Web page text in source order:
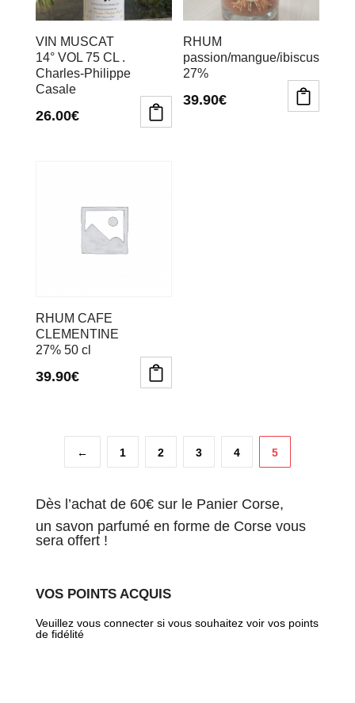
VIN MUSCAT
14° VOL 75 CL .
Charles-Philippe
Casale
26.00€
RHUM
passion/mangue/ibiscus
27%
39.90€
RHUM CAFE
CLEMENTINE
27% 50 cl
39.90€
← 1 2 3 4 5
Dès l’achat de 60€ sur le Panier Corse,
un savon parfumé en forme de Corse vous
sera offert !
VOS POINTS ACQUIS
Veuillez vous connecter si vous souhaitez voir vos points
de fidélité